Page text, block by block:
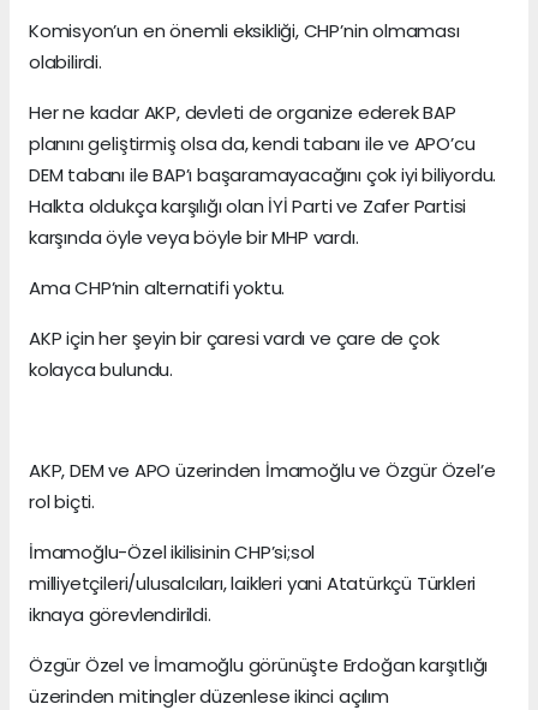
Komisyon’un en önemli eksikliği, CHP’nin olmaması
olabilirdi.
Her ne kadar AKP, devleti de organize ederek BAP
planını geliştirmiş olsa da, kendi tabanı ile ve APO’cu
DEM tabanı ile BAP’ı başaramayacağını çok iyi biliyordu.
Halkta oldukça karşılığı olan İYİ Parti ve Zafer Partisi
karşında öyle veya böyle bir MHP vardı.
Ama CHP’nin alternatifi yoktu.
AKP için her şeyin bir çaresi vardı ve çare de çok
kolayca bulundu.
AKP, DEM ve APO üzerinden İmamoğlu ve Özgür Özel’e
rol biçti.
İmamoğlu-Özel ikilisinin CHP’si;sol
milliyetçileri/ulusalcıları, laikleri yani Atatürkçü Türkleri
iknaya görevlendirildi.
Özgür Özel ve İmamoğlu görünüşte Erdoğan karşıtlığı
üzerinden mitingler düzenlese ikinci açılım